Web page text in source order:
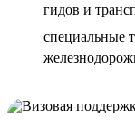
гидов и
специальные